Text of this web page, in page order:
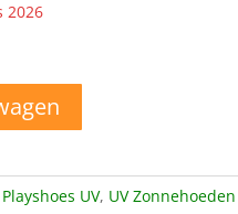
2026
Playshoes UV, UV Zonnehoeden